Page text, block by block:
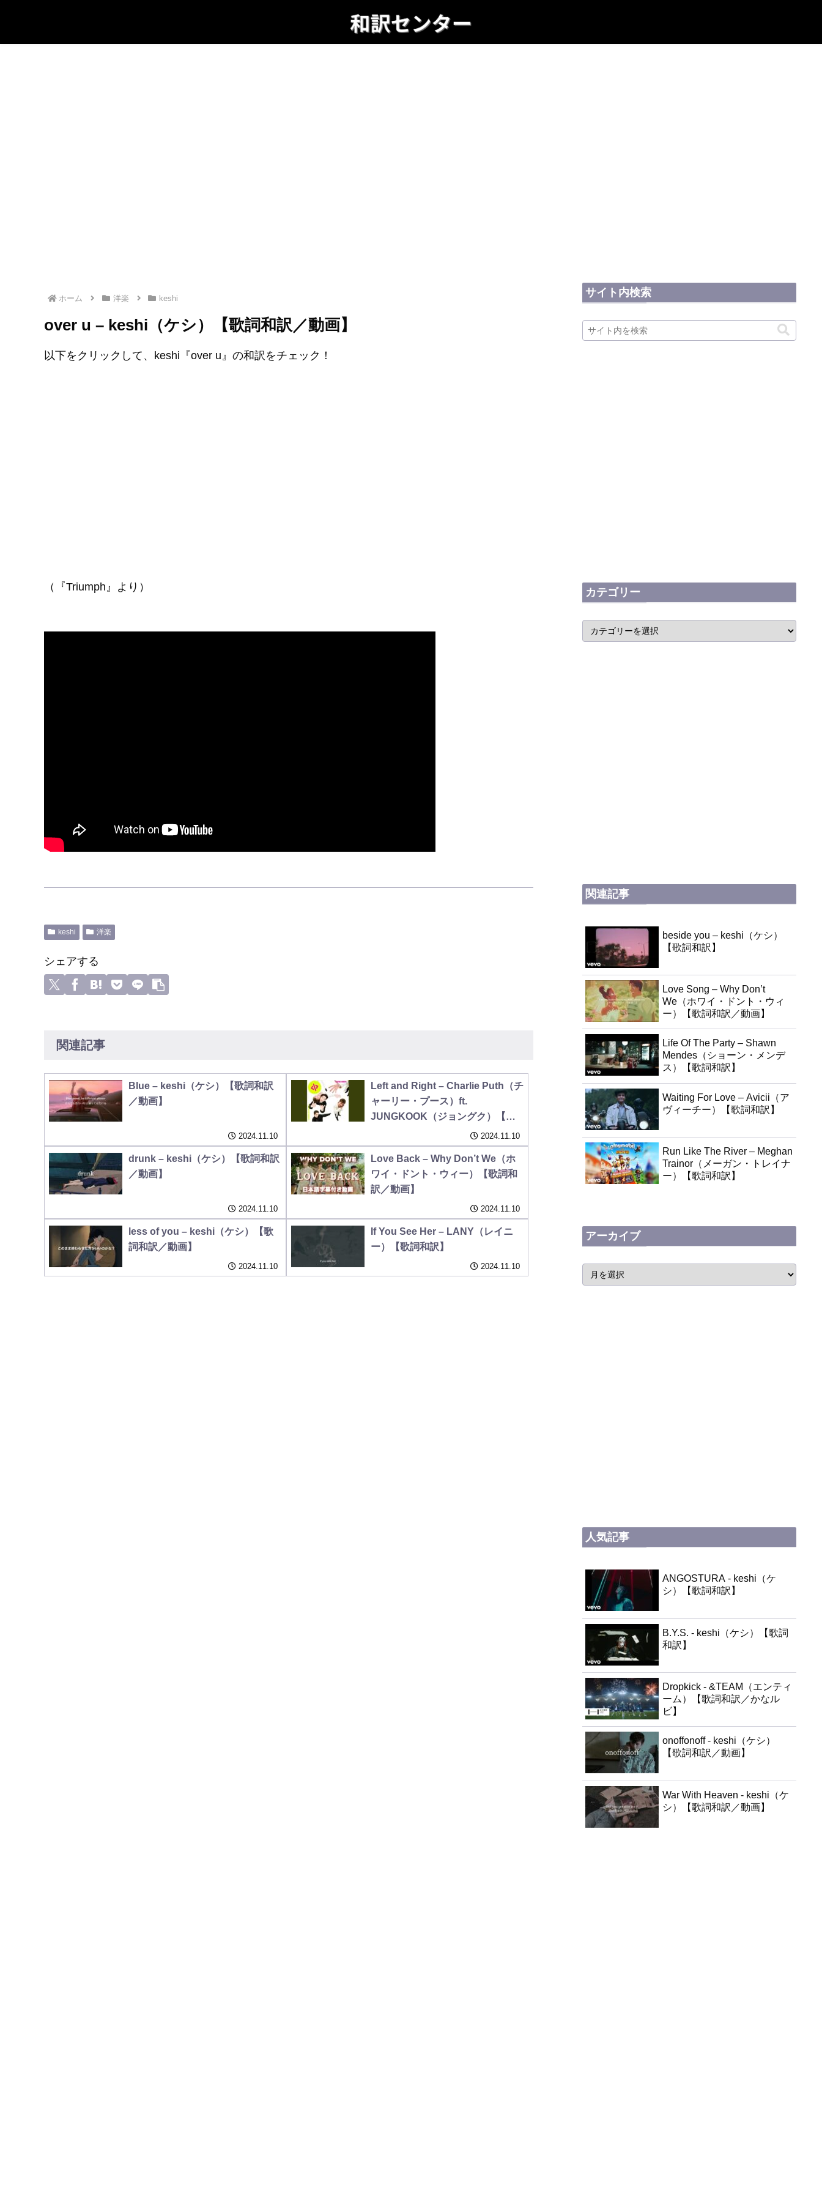
ホーム 洋楽 keshi
over u – keshi（ケシ）【歌詞和訳／動画】
以下をクリックして、keshi『over u』の和訳をチェック！
（『Triumph』より）
keshi 洋楽
シェアする
関連記事
Blue – keshi（ケシ）【歌詞和訳
／動画】
2024.11.10
Left and Right – Charlie Puth（チ
ャーリー・プース）ft.
JUNGKOOK（ジョングク）【歌
2024.11.10
drunk – keshi（ケシ）【歌詞和訳
／動画】
2024.11.10
Love Back – Why Don’t We（ホ
ワイ・ドント・ウィー）【歌詞和
訳／動画】
2024.11.10
less of you – keshi（ケシ）【歌
詞和訳／動画】
2024.11.10
If You See Her – LANY（レイニ
ー）【歌詞和訳】
2024.11.10
サイト内検索
カテゴリー
関連記事
beside you – keshi（ケシ）
【歌詞和訳】
Love Song – Why Don’t
We（ホワイ・ドント・ウィ
ー）【歌詞和訳／動画】
Life Of The Party – Shawn
Mendes（ショーン・メンデ
ス）【歌詞和訳】
Waiting For Love – Avicii（ア
ヴィーチー）【歌詞和訳】
Run Like The River – Meghan
Trainor（メーガン・トレイナ
ー）【歌詞和訳】
アーカイブ
人気記事
ANGOSTURA - keshi（ケ
シ）【歌詞和訳】
B.Y.S. - keshi（ケシ）【歌詞
和訳】
Dropkick - &TEAM（エンティ
ーム）【歌詞和訳／かなル
ビ】
onoffonoff - keshi（ケシ）
【歌詞和訳／動画】
War With Heaven - keshi（ケ
シ）【歌詞和訳／動画】